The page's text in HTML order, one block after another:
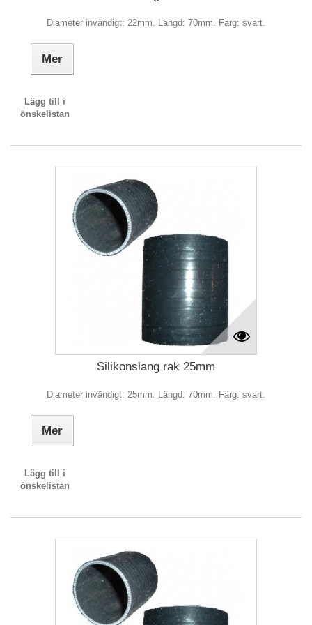
Diameter invändigt: 22mm. Längd: 70mm. Färg: svart.
Mer
Lägg till i
önskelistan
Silikonslang rak 25mm
Diameter invändigt: 25mm. Längd: 70mm. Färg: svart.
Mer
Lägg till i
önskelistan